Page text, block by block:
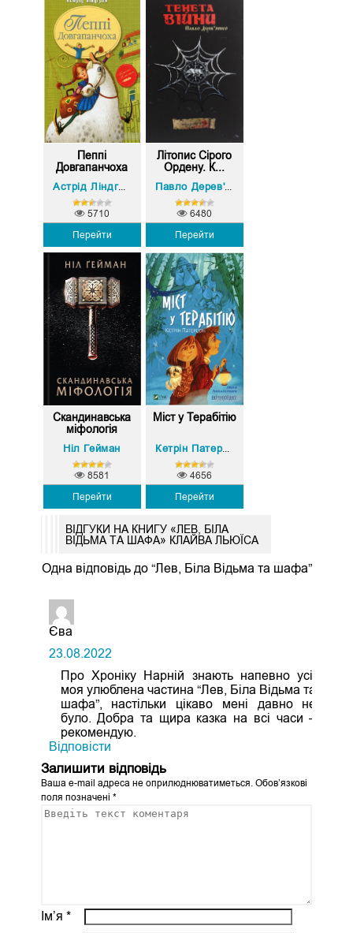
Пеппі
Довгапанчоха
Астрід Ліндгрен
Перейти
5710
Літопис Сірого
Ордену. К...
Павло Дерев'янко
Перейти
6480
Скандинавська
міфологія
Ніл Гейман
Перейти
8581
Міст у Терабітію
Кетрін Патерсон
Перейти
4656
ВІДГУКИ НА КНИГУ «ЛЕВ, БІЛА
ВІДЬМА ТА ШАФА» КЛАЙВА ЛЬЮЇСА
Одна відповідь до “Лев, Біла Відьма та шафа”
Єва
23.08.2022
Про Хроніку Нарній знають напевно усі,
моя улюблена частина “Лев, Біла Відьма та
шафа”, настільки цікаво мені давно не
було. Добра та щира казка на всі часи –
рекомендую.
Відповіcти
Залишити відповідь
Ваша e-mail адреса не оприлюднюватиметься.Обов’язкові
поля позначені *
Ім’я *